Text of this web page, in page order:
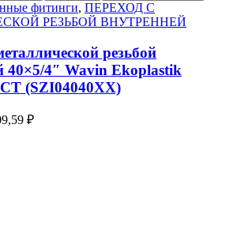
фитинги, ПЕРЕХОД С
РЕЗЬБОЙ ВНУТРЕННЕЙ
резьбой
40×5/4″ Wavin Ekoplastik
(SZI04040XX)
₽